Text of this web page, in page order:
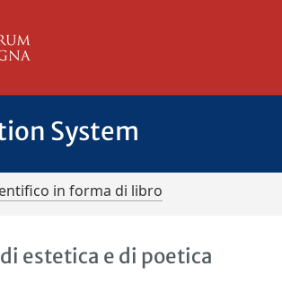
System
in forma di libro
estetica e di poetica